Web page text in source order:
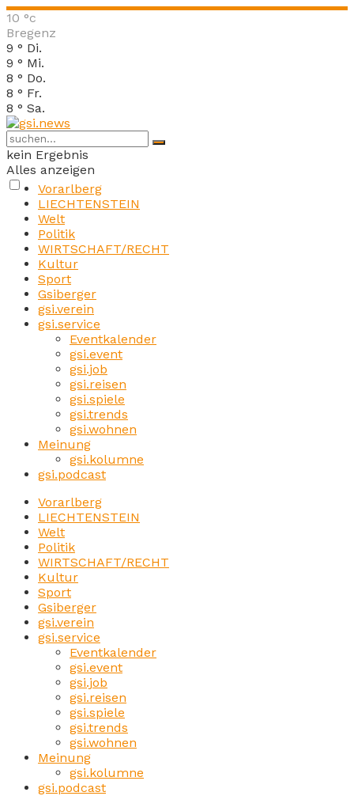
10 °c
Bregenz
9 ° Di.
9 ° Mi.
8 ° Do.
8 ° Fr.
8 ° Sa.
kein Ergebnis
Alles anzeigen
Vorarlberg
LIECHTENSTEIN
Welt
Politik
WIRTSCHAFT/RECHT
Kultur
Sport
Gsiberger
gsi.verein
gsi.service
Eventkalender
gsi.event
gsi.job
gsi.reisen
gsi.spiele
gsi.trends
gsi.wohnen
Meinung
gsi.kolumne
gsi.podcast
Vorarlberg
LIECHTENSTEIN
Welt
Politik
WIRTSCHAFT/RECHT
Kultur
Sport
Gsiberger
gsi.verein
gsi.service
Eventkalender
gsi.event
gsi.job
gsi.reisen
gsi.spiele
gsi.trends
gsi.wohnen
Meinung
gsi.kolumne
gsi.podcast